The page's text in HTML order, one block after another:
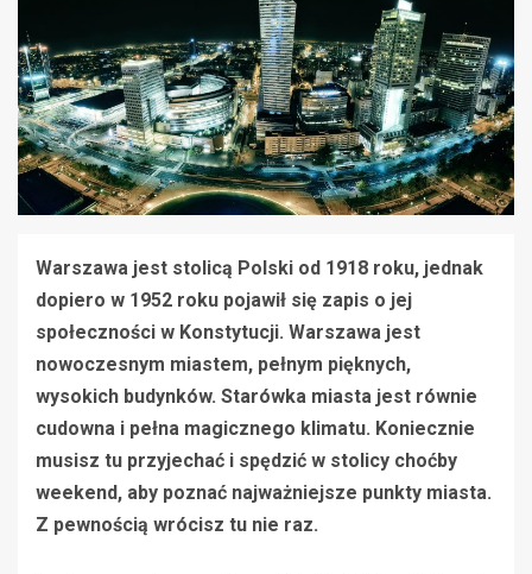
Warszawa jest stolicą Polski od 1918 roku, jednak
dopiero w 1952 roku pojawił się zapis o jej
społeczności w Konstytucji. Warszawa jest
nowoczesnym miastem, pełnym pięknych,
wysokich budynków. Starówka miasta jest równie
cudowna i pełna magicznego klimatu. Koniecznie
musisz tu przyjechać i spędzić w stolicy choćby
weekend, aby poznać najważniejsze punkty miasta.
Z pewnością wrócisz tu nie raz.